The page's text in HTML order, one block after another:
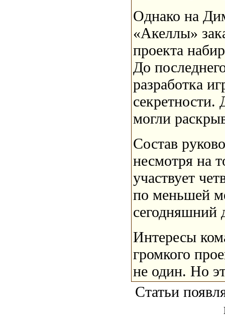
Однако на
«Акеллы»
проекта
До
разработка
секретности.
могли
Состав
несмотря на
участвует
по меньшей
сегодняшний
Интересы
громкого
не один. Но
Статьи